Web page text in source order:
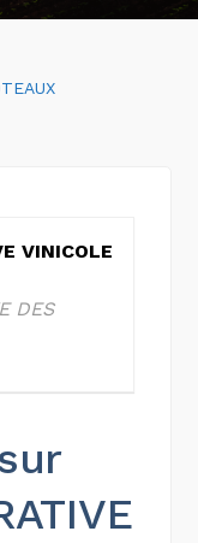
VINICOLE
DES